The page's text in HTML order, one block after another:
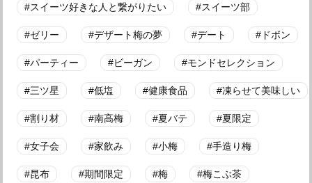
スイーツ好きな人と繋がりたい スイーツ部
ゼリー デザート梅の夢 デート ドボン
パーティー ビーガン モンドセレクション
三ツ星 低塩 健康食品 凍らせて美味しい
割り材 南高梅 夏バテ 夏限定
女子会 家飲み 小梅 手造り梅
昆布 期間限定 梅 梅こぶ茶